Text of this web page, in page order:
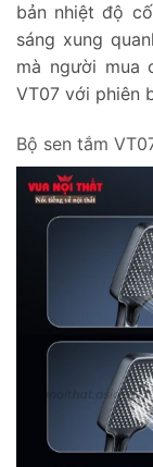
bản nhiệt độ
sáng xung
mà người mua
VT07 với phiên
Bộ sen tắm